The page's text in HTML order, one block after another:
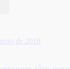
de 2018